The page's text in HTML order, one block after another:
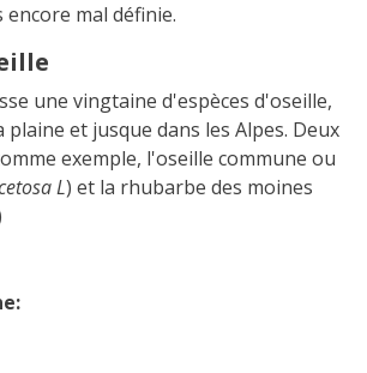
mal définie.
une vingtaine d'espèces d'oseille,
et jusque dans les Alpes. Deux
exemple, l'oseille commune ou
L) et la rhubarbe des moines